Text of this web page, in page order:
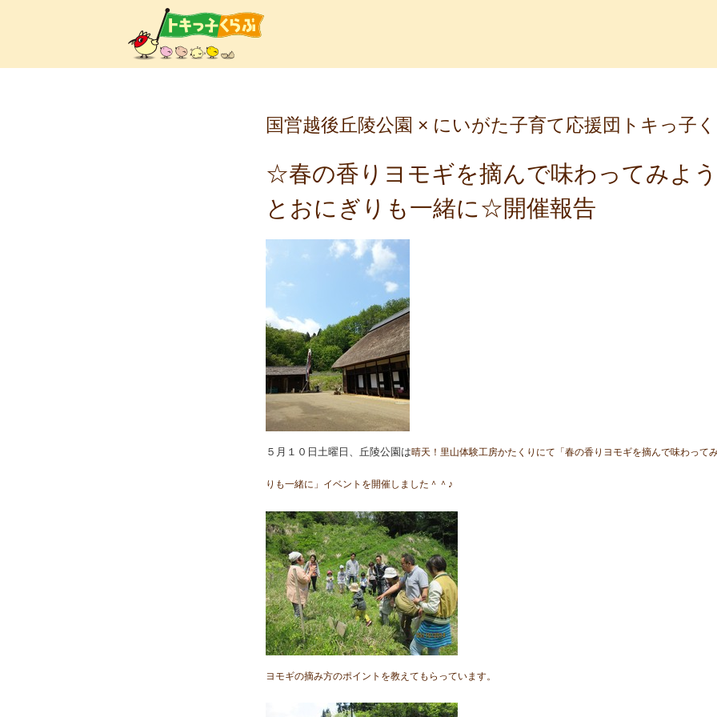
国営越後丘陵公園 × にいがた子育て応援団トキっ子
☆春の香りヨモギを摘んで味わってみよう
とおにぎりも一緒に☆開催報告
５月１０日土曜日、丘陵公園は晴天！里山体験工房かたくりにて「春の香りヨモギを摘んで味わって
りも一緒に」イベントを開催しました＾＾♪
ヨモギの摘み方のポイントを教えてもらっています。